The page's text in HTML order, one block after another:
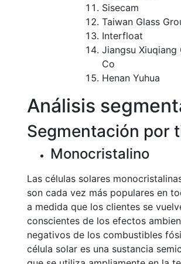
Sisecam
Taiwan Glass
Interfloat
Jiangsu Xiuqiang
Co
Henan Yuhua
Análisis
Segmentación por
Monocristalino
Las células solares
son cada vez más populares en
a medida que los clientes se
conscientes de los efectos
negativos de los combustibles
célula solar es una sustancia